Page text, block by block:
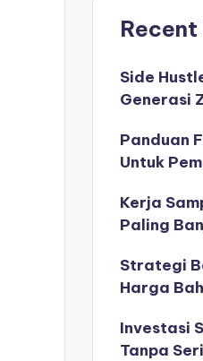
Side
Generasi
Panduan
Untuk
Kerja
Paling
Strategi
Harga
Investasi
Tanpa